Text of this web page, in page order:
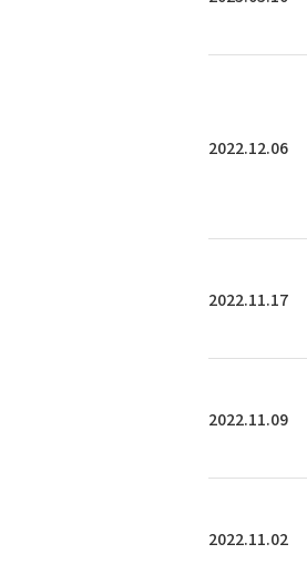
2022.12.06
2022.11.17
2022.11.09
2022.11.02